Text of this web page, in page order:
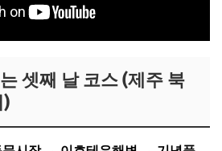
셋째 날 코스 (제주 북
)